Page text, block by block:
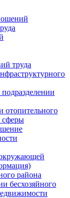
труда
отопительного
сферы
района
бесхозяйного